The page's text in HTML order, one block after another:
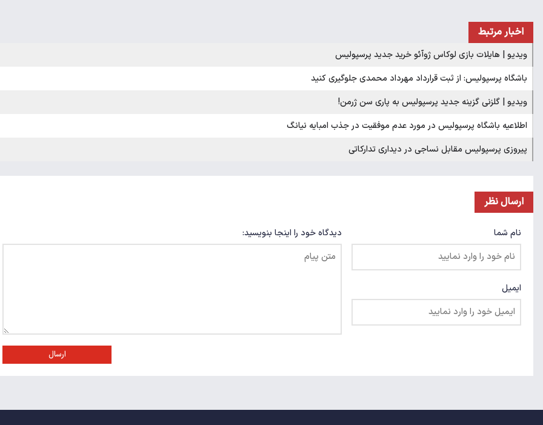
اخبار مرتبط
ویدیو | هایلات بازی لوکاس ژوآئو خرید جدید پرسپولیس
باشگاه پرسپولیس: از ثبت قرارداد مهرداد محمدی جلوگیری کنید
ویدیو | گلزنی گزینه جدید پرسپولیس به پاری سن ژرمن!
اطلاعیه باشگاه پرسپولیس در مورد عدم موفقیت در جذب امبایه نیانگ
پیروزی پرسپولیس مقابل نساجی در دیداری تدارکاتی
ارسال نظر
نام شما
ایمیل
دیدگاه خود را اینجا بنویسید:
ارسال